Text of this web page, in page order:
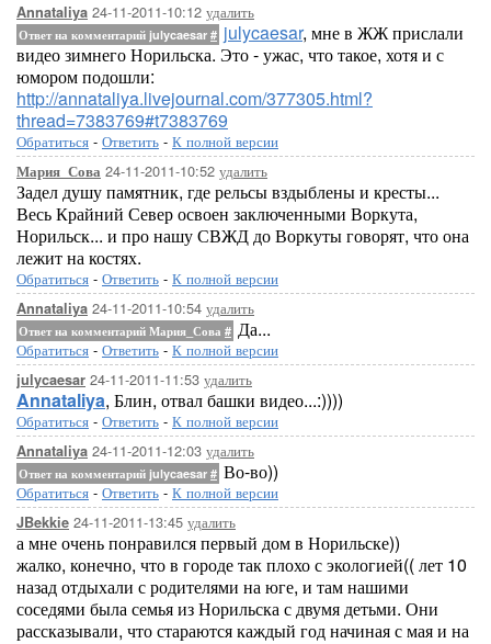
Annataliya 24-11-2011-10:12 удалить
Ответ на комментарий julycaesar # julycaesar, мне в ЖЖ прислали
видео зимнего Норильска. Это - ужас, что такое, хотя и с
юмором подошли:
http://annataliya.livejournal.com/377305.html?
thread=7383769#t7383769
Обратиться - Ответить - К полной версии
Мария_Сова 24-11-2011-10:52 удалить
Задел душу памятник, где рельсы вздыблены и кресты...
Весь Крайний Север освоен заключенными Воркута,
Норильск... и про нашу СВЖД до Воркуты говорят, что она
лежит на костях.
Обратиться - Ответить - К полной версии
Annataliya 24-11-2011-10:54 удалить
Ответ на комментарий Мария_Сова # Да...
Обратиться - Ответить - К полной версии
julycaesar 24-11-2011-11:53 удалить
Annataliya, Блин, отвал башки видео...:))))
Обратиться - Ответить - К полной версии
Annataliya 24-11-2011-12:03 удалить
Ответ на комментарий julycaesar # Во-во))
Обратиться - Ответить - К полной версии
JBekkie 24-11-2011-13:45 удалить
а мне очень понравился первый дом в Норильске))
жалко, конечно, что в городе так плохо с экологией(( лет 10
назад отдыхали с родителями на юге, и там нашими
соседями была семья из Норильска с двумя детьми. Они
рассказывали, что стараются каждый год начиная с мая и на